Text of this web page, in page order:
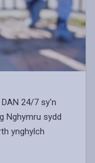
24/7 sy'n
Nghymru sydd
ynghylch